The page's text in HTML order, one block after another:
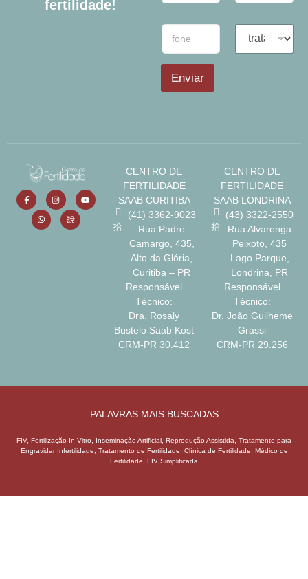
fertilidade!
m
m
T
l
e
o
T
a
e
I
n
t
e
r
s
s
e
*
Enviar
CENTRO DE
FERTILIDADE
SAAB CURITIBA
(41) 3362-9023
Rua Padre
Camargo, 435,
Alto da Glória,
Curitiba – PR
Responsável
Técnico:
Dra. Rosaly
Bustelo Saab Kost
CRM-PR 30.412
CENTRO DE
FERTILIDADE
SAAB LONDRINA
(43) 3322-2550
Rua Alvarenga
Peixoto, 435
Lago Parque,
Londrina, PR
Responsável
Técnico:
Dr. João Guilheme
Grassi
CRM-PR 29.256
PALAVRAS MAIS BUSCADAS
FIV, Fertilização In Vitro, Inseminação Artificial, Reprodução Assistida, Tratamento para
Engravidar Infertilidade, Tratamento de Fertilidade, Clínica de Fertilidade, Médico de
Fertilidade, FIV Simplificada